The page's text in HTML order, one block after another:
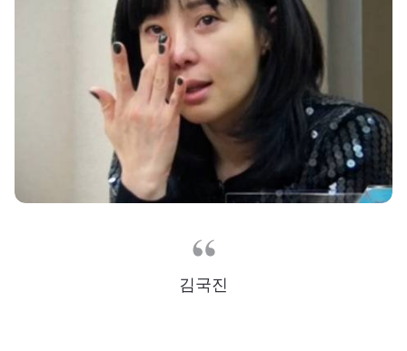
김국진